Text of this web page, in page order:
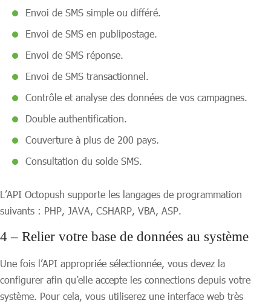
Envoi de SMS simple ou différé.
Envoi de SMS en publipostage.
Envoi de SMS réponse.
Envoi de SMS transactionnel.
Contrôle et analyse des données de vos campagnes.
Double authentification.
Couverture à plus de 200 pays.
Consultation du solde SMS.
L’API Octopush supporte les langages de programmation
suivants : PHP, JAVA, CSHARP, VBA, ASP.
4 – Relier votre base de données au système
Une fois l’API appropriée sélectionnée, vous devez la
configurer afin qu’elle accepte les connections depuis votre
système. Pour cela, vous utiliserez une interface web très